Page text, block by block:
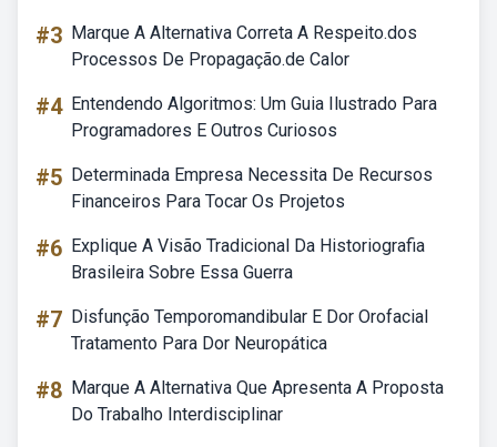
#3 Marque A Alternativa Correta A Respeito.dos
Processos De Propagação.de Calor
#4 Entendendo Algoritmos: Um Guia Ilustrado Para
Programadores E Outros Curiosos
#5 Determinada Empresa Necessita De Recursos
Financeiros Para Tocar Os Projetos
#6 Explique A Visão Tradicional Da Historiografia
Brasileira Sobre Essa Guerra
#7 Disfunção Temporomandibular E Dor Orofacial
Tratamento Para Dor Neuropática
#8 Marque A Alternativa Que Apresenta A Proposta
Do Trabalho Interdisciplinar